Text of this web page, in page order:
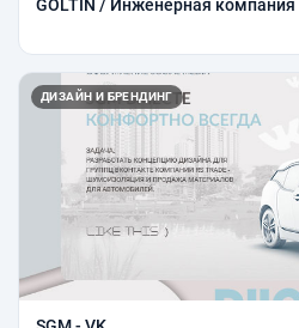
GOLTIN / Инженерная компания
ДИЗАЙН И БРЕНДИНГ